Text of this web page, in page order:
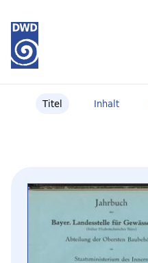
Titel Inhalt